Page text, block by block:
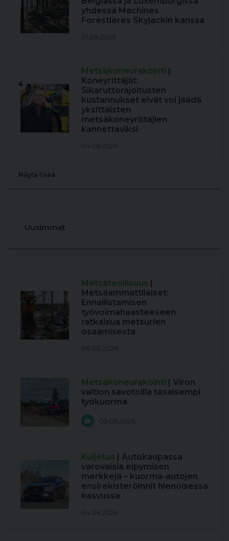
yhdessä Machines
Forestières Skyjackin kanssa
01.08.2026
4
Metsäkoneurakointi |
Koneyrittäjät:
Sikaruttorajoitusten
kustannukset eivät voi jäädä
yksittäisten
metsäkoneyrittäjien
kannettaviksi
04.08.2026
Näytä lisää
Uusimmat
Metsäteollisuus |
Metsäammattilaiset:
Ennallistamisen
työvoimahaasteeseen
ratkaisua metsurien
osaamisesta
06.08.2026
Metsäkoneurakointi | Viron
valtion savotoilla tasaisempi
työkuorma
05.08.2026
Kuljetus | Autokaupassa
varovaisia elpymisen
merkkejä – kuorma-autojen
ensirekisteröinnit hienoisessa
kasvussa
04.08.2026